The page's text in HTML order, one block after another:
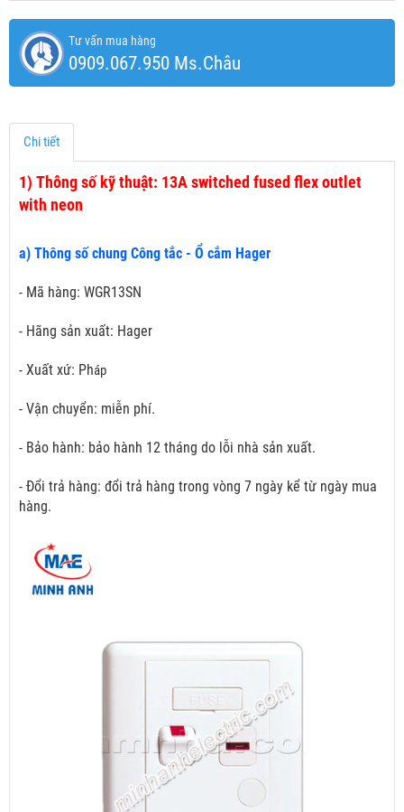
Tư vấn mua hàng
0909.067.950 Ms.Châu
Chi tiết
1) Thông số kỹ thuật: 13A switched fused flex outlet
with neon
a) Thông số chung Công tắc - Ổ cắm Hager
- Mã hàng: WGR13SN
- Hãng sản xuất: Hager
- Xuất xứ: Pháp
- Vận chuyển: miễn phí.
- Bảo hành: bảo hành 12 tháng do lỗi nhà sản xuất.
- Đổi trả hàng: đổi trả hàng trong vòng 7 ngày kể từ ngày mua
hàng.